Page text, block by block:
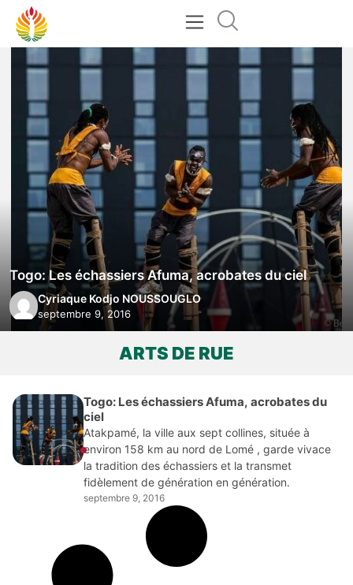
Togo: Les échassiers Afuma, acrobates du ciel
Cyriaque Kodjo NOUSSOUGLO
septembre 9, 2016
ARTS DE RUE
Togo: Les échassiers Afuma, acrobates du
ciel
Atakpamé, la ville aux sept collines, située à
environ 158 km au nord de Lomé , garde vivace
la tradition des échassiers et la transmet
fidèlement de génération en génération.
septembre 9, 2016